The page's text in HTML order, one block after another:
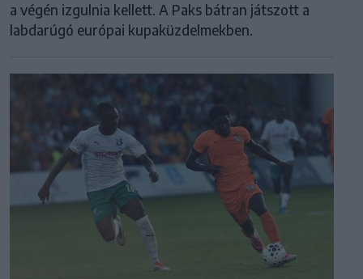
a végén izgulnia kellett. A Paks bátran játszott a
labdarúgó európai kupaküzdelmekben.